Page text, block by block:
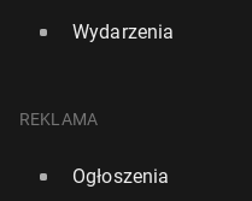
Wydarzenia
REKLAMA
Ogłoszenia